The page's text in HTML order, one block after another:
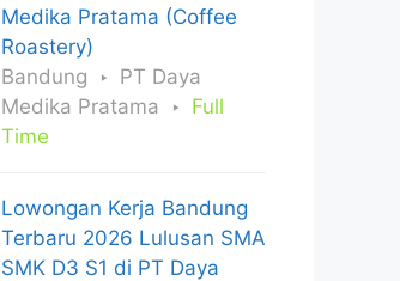
Medika Pratama (Coffee
Roastery)
Bandung
PT Daya
Medika Pratama
Full
Time
Lowongan Kerja Bandung
Terbaru 2026 Lulusan SMA
SMK D3 S1 di PT Daya